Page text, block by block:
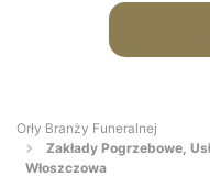
Orły Branży Funeralnej
Zakłady Pogrzebowe,
Włoszczowa